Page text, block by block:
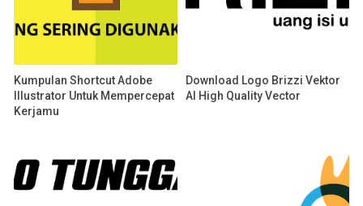
Kumpulan Shortcut Adobe
Illustrator Untuk Mempercepat
Kerjamu
Download Logo Brizzi Vektor
AI High Quality Vector